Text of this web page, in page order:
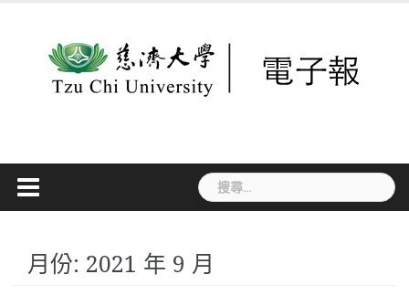
搜
尋
字:
月份: 2021 年 9 月